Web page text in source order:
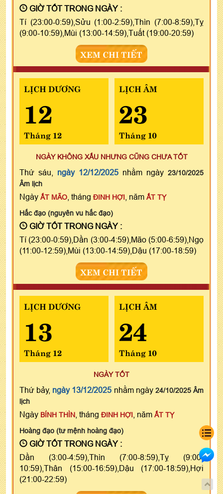
GIỜ TỐT TRONG NGÀY :
Tí (23:00-0:59),Sửu (1:00-2:59),Thìn (7:00-8:59),Tỵ
(9:00-10:59),Mùi (13:00-14:59),Tuất (19:00-20:59)
XEM CHI TIẾT
LỊCH DƯƠNG
12
Tháng 12
LỊCH ÂM
23
Tháng 10
NGÀY KHÔNG XẤU NHƯNG CŨNG CHƯA TỐT
Thứ sáu, ngày 12/12/2025 nhằm ngày 23/10/2025
Âm lịch
Ngày ẤT MÃO , tháng ĐINH HỢI , năm ẤT TỴ
Hắc đạo (nguyên vu hắc đạo)
GIỜ TỐT TRONG NGÀY :
Tí (23:00-0:59),Dần (3:00-4:59),Mão (5:00-6:59),Ngọ
(11:00-12:59),Mùi (13:00-14:59),Dậu (17:00-18:59)
XEM CHI TIẾT
LỊCH DƯƠNG
13
Tháng 12
LỊCH ÂM
24
Tháng 10
NGÀY TỐT
Thứ bảy, ngày 13/12/2025 nhằm ngày 24/10/2025 Âm
lịch
Ngày BÍNH THÌN , tháng ĐINH HỢI , năm ẤT TỴ
Hoàng đạo (tư mệnh hoàng đạo)
GIỜ TỐT TRONG NGÀY :
Dần (3:00-4:59),Thìn (7:00-8:59),Tỵ (9:00-
10:59),Thân (15:00-16:59),Dậu (17:00-18:59),Hợi
(21:00-22:59)